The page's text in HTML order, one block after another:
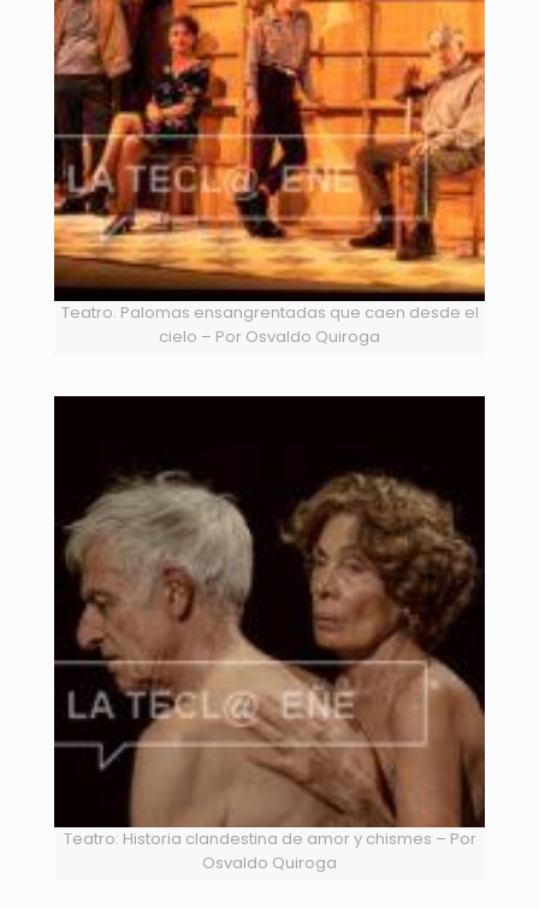
Teatro. Palomas ensangrentadas que caen desde el
cielo – Por Osvaldo Quiroga
Teatro: Historia clandestina de amor y chismes – Por
Osvaldo Quiroga